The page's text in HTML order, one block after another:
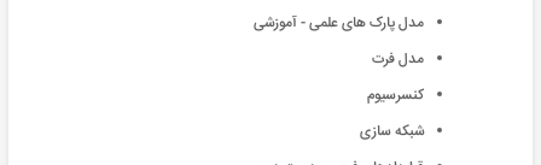
مدل پارک های علمی - آموزشی
مدل فرت
کنسرسیوم
شبکه سازی